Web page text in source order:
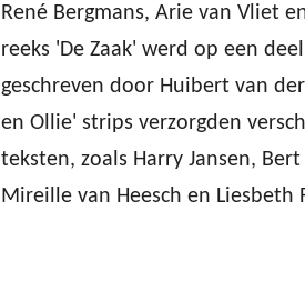
René Bergmans, Arie van Vliet
reeks 'De Zaak' werd op een
geschreven door Huibert van
en Ollie' strips verzorgden
teksten, zoals Harry Jansen,
Mireille van Heesch en Liesbeth